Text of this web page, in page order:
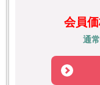
会員
通